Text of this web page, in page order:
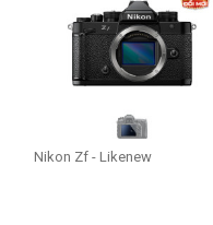
Nikon Zf - Likenew